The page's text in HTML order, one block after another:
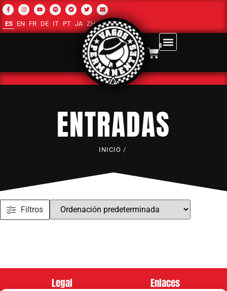
ES EN FR DE IT PT JA ZH-CN RU AR
0
ENTRADAS
INICIO /
Filtros
Legal Enlaces